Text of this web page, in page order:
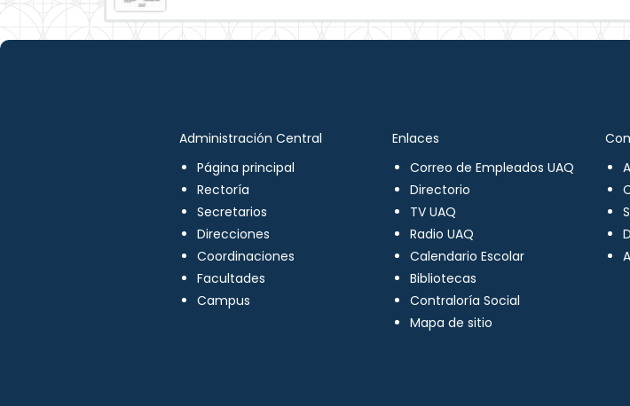
Administración Central
Página principal
Rectoría
Secretarios
Direcciones
Coordinaciones
Facultades
Campus
Enlaces
Correo de Empleados UAQ
Directorio
TV UAQ
Radio UAQ
Calendario Escolar
Bibliotecas
Contraloría Social
Mapa de sitio